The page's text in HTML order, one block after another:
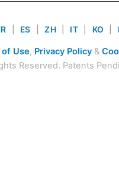
ES ZH IT KO
Use, Privacy Policy&
Reserved. Patents